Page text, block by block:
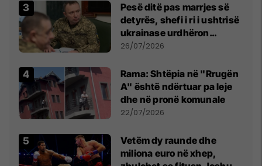
Pesë ditë pas marrjes së
detyrës, shefi i ri i ushtrisë
ukrainase urdhëron
kontroll të madh
26/07/2026
Rama: Shtëpia në "Rrugën
A" është ndërtuar pa leje
dhe në pronë komunale
22/07/2026
Vetëm dy raunde dhe
miliona euro në xhep,